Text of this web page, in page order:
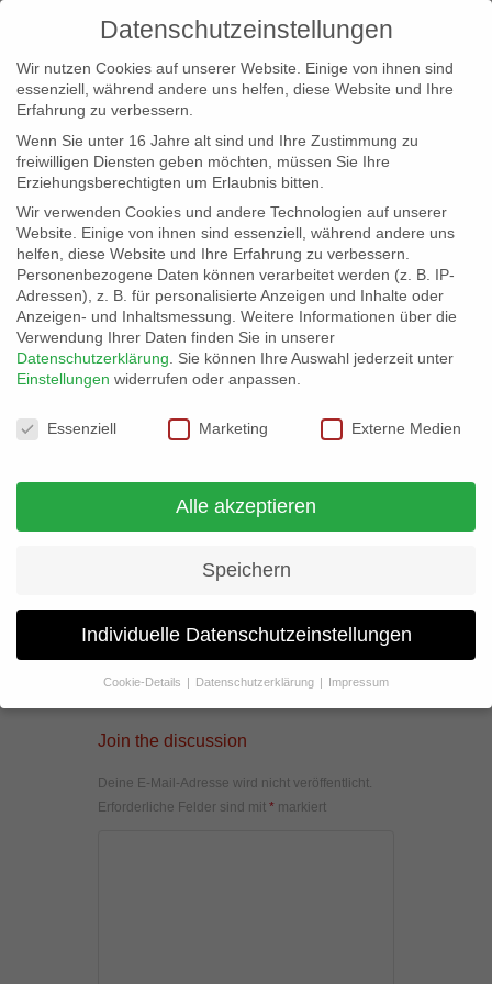
info@erfolgreich-events.de
+4940 46 777 230
Join the discussion
Deine E-Mail-Adresse wird nicht veröffentlicht.
Erforderliche Felder sind mit * markiert
Datenschutzeinstellungen
Wir nutzen Cookies auf unserer Website. Einige von ihnen sind
essenziell, während andere uns helfen, diese Website und Ihre
Erfahrung zu verbessern.
Wenn Sie unter 16 Jahre alt sind und Ihre Zustimmung zu
freiwilligen Diensten geben möchten, müssen Sie Ihre
Erziehungsberechtigten um Erlaubnis bitten.
Wir verwenden Cookies und andere Technologien auf unserer
Website. Einige von ihnen sind essenziell, während andere uns
helfen, diese Website und Ihre Erfahrung zu verbessern.
Personenbezogene Daten können verarbeitet werden (z. B. IP-
Adressen), z. B. für personalisierte Anzeigen und Inhalte oder
Anzeigen- und Inhaltsmessung. Weitere Informationen über die
Verwendung Ihrer Daten finden Sie in unserer
Datenschutzerklärung
Sie können Ihre Auswahl jederzeit unter
Einstellungen widerrufen oder anpassen.
Datenschutzeinstellungen
Essenziell Marketing Externe Medien
Alle akzeptieren
Speichern
Individuelle Datenschutzeinstellungen
Cookie-Details Datenschutzerklärung Impressum
Datenschutzeinstellungen
Wenn Sie unter 16 Jahre alt sind und Ihre Zustimmung zu
Erziehungsberechtigten um Erlaubnis bitten.
Wir verwenden Cookies und andere Technologien auf unserer